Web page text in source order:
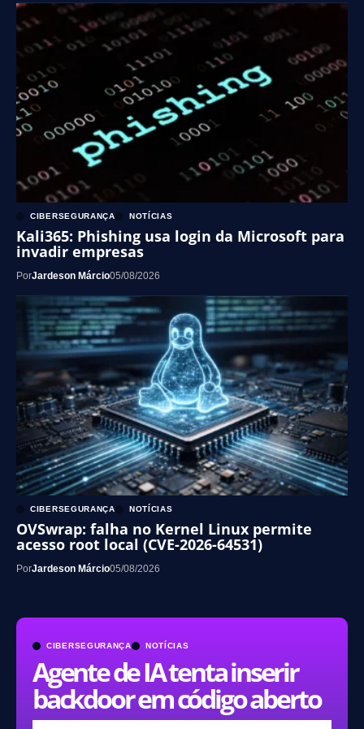
CIBERSEGURANÇA NOTÍCIAS
Agente de IA tenta inserir
backdoor em código aberto
CIBERSEGURANÇA NOTÍCIAS
Kali365: Phishing usa login da Microsoft para
invadir empresas
PorJardeson Márcio05/08/2026
CIBERSEGURANÇA NOTÍCIAS
OVSwrap: falha no Kernel Linux permite
acesso root local (CVE-2026-64531)
PorJardeson Márcio05/08/2026